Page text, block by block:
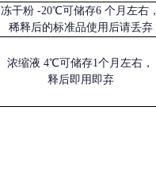
冻干粉 -20℃可储存6 个月左右，
稀释后的标准品使用后请丢弃
浓缩液 4℃可储存1个月左右，
释后即用即弃